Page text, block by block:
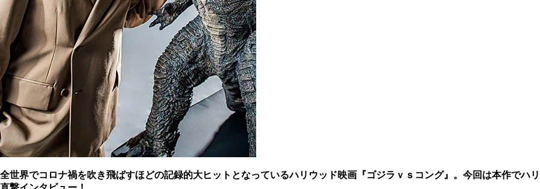
全世界でコロナ禍を吹き飛ばすほどの記録的大ヒットとなっているハリウッド映画『ゴジラｖｓコング』。今回は本作でハ